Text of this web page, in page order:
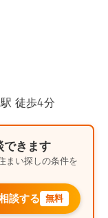
徒歩4分
できます
まい探しの条件を
談する 無料